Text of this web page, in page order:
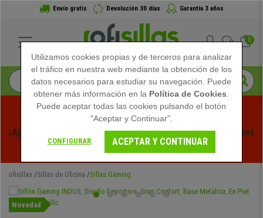
Envío gratis Devolución 30 días Garantía 3 años
0
¡Aprovecha las Rebajas de Verano en Ofisillas! Descuentos
Exclusivos por Tiempo Limitado - Ver Promo
ofisillas Sillas de Oficina Sillas Gaming
Novedad
Utilizamos cookies propias y de terceros para analizar
el tráfico en nuestra web mediante la obtención de los
datos necesarios para estudiar su navegación. Puede
obtener más información en la Política de Cookies
Puede aceptar todas las cookies pulsando el botón
"Aceptar y Continuar".
CONFIGURAR ACEPTAR Y CONTINUAR